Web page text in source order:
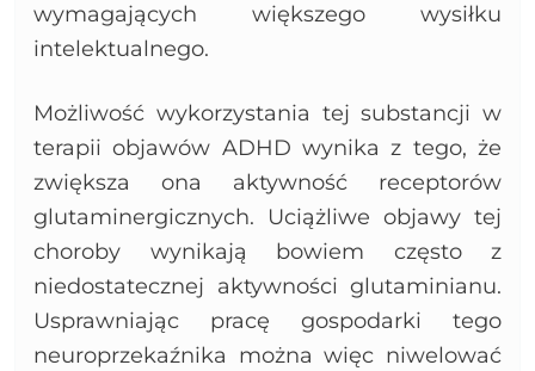
wymagających większego wysiłku
intelektualnego.
Możliwość wykorzystania tej substancji w
terapii objawów ADHD wynika z tego, że
zwiększa ona aktywność receptorów
glutaminergicznych. Uciążliwe objawy tej
choroby wynikają bowiem często z
niedostatecznej aktywności glutaminianu.
Usprawniając pracę gospodarki tego
neuroprzekaźnika można więc niwelować